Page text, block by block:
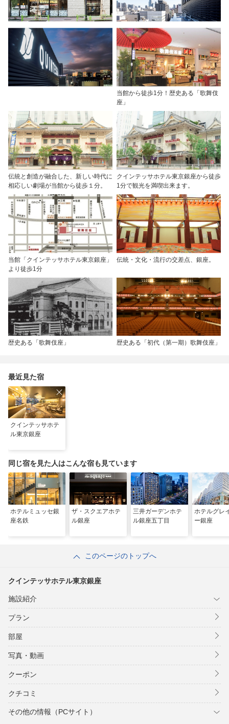
当館から徒歩1分！歴史ある「歌舞伎
座」
伝統と創造が融合した、新しい時代に
相応しい劇場が当館から徒歩１分。
クインテッサホテル東京銀座から徒歩
1分で観光を満喫出来ます。
当館「クインテッサホテル東京銀座」
より徒歩1分
伝統・文化・流行の交差点、銀座。
歴史ある「歌舞伎座」 歴史ある「初代（第一期）歌舞伎座」
最近見た宿
クインテッサホテ
ル東京銀座
同じ宿を見た人はこんな宿も見ています
ホテルミュッセ銀
座名鉄
ザ・スクエアホテ
ル銀座
三井ガーデンホテ
ル銀座五丁目
ホテルグレ
ー銀座
このページのトップへ
クインテッサホテル東京銀座
施設紹介
プラン
部屋
写真・動画
クーポン
クチコミ
その他の情報（PCサイト）